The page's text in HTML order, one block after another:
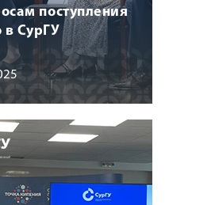
поступления
СурГУ